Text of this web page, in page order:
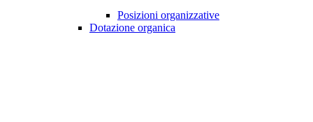
Posizioni organizzative
Dotazione organica